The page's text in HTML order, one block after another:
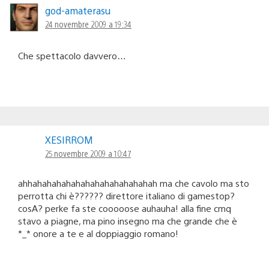
god-amaterasu
24 novembre 2009 a 19:34
Che spettacolo davvero…
XESIRROM
25 novembre 2009 a 10:47
ahhahahahahahahahahahahahahah ma che cavolo ma sto
perrotta chi è?????? direttore italiano di gamestop?
cosA? perke fa ste cooooose auhauha! alla fine cmq
stavo a piagne, ma pino insegno ma che grande che è
*_* onore a te e al doppiaggio romano!